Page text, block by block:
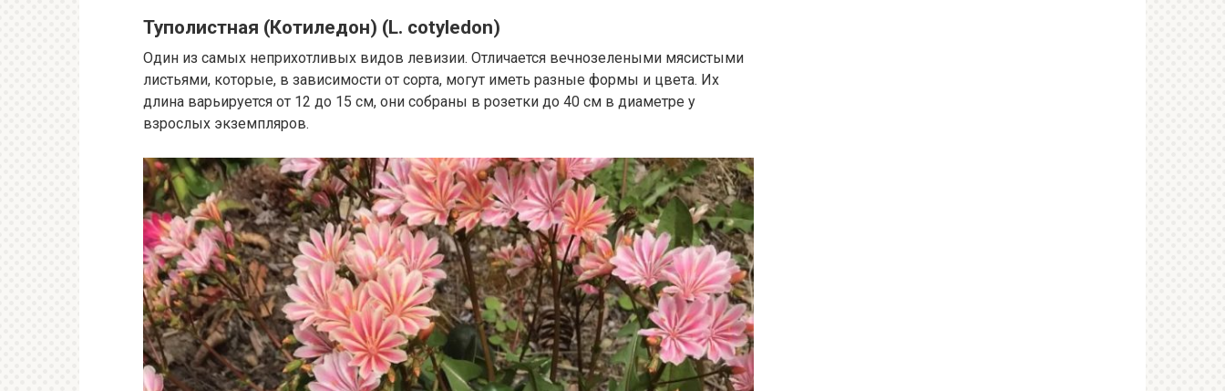
Туполистная (Котиледон) (L. cotyledon)
Один из самых неприхотливых видов левизии. Отличается вечнозелеными мясистыми
листьями, которые, в зависимости от сорта, могут иметь разные формы и цвета. Их
длина варьируется от 12 до 15 см, они собраны в розетки до 40 см в диаметре у
взрослых экземпляров.